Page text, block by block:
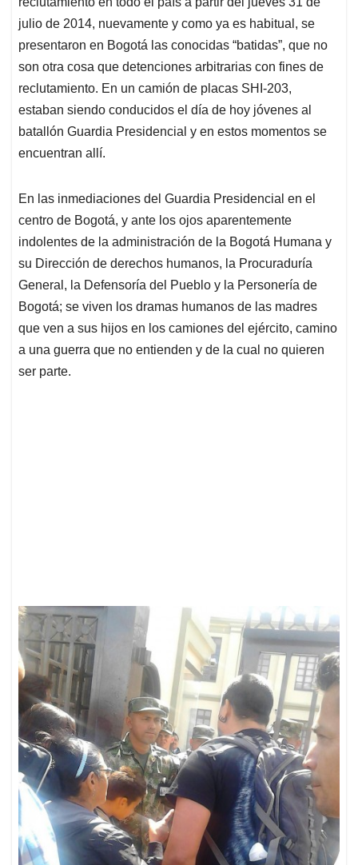
A
p
p
o
o
k
d
I
n
d
s
julio de 2014, nuevamente y como ya es habitual, se
presentaron en Bogotá las conocidas “batidas”, que no
son otra cosa que detenciones arbitrarias con fines de
reclutamiento. En un camión de placas SHI-203,
estaban siendo conducidos el día de hoy jóvenes al
batallón Guardia Presidencial y en estos momentos se
encuentran allí.
En las inmediaciones del Guardia Presidencial en el
centro de Bogotá, y ante los ojos aparentemente
indolentes de la administración de la Bogotá Humana y
su Dirección de derechos humanos, la Procuraduría
General, la Defensoría del Pueblo y la Personería de
Bogotá; se viven los dramas humanos de las madres
que ven a sus hijos en los camiones del ejército, camino
a una guerra que no entienden y de la cual no quieren
ser parte.